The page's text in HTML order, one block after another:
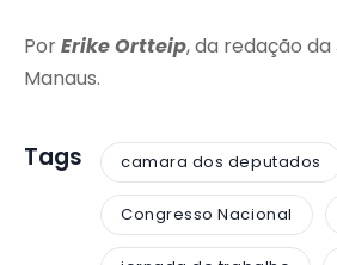
PorErike Ortteip, da redação
Manaus.
Tags camara dos deputados
Congresso Nacional